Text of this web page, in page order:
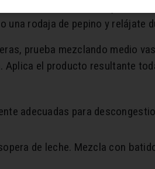
en la zona de las ojeras
una rodaja de pepino y relájate
prueba mezclando medio
Aplica el producto resultante
adecuadas para
de leche. Mezcla con